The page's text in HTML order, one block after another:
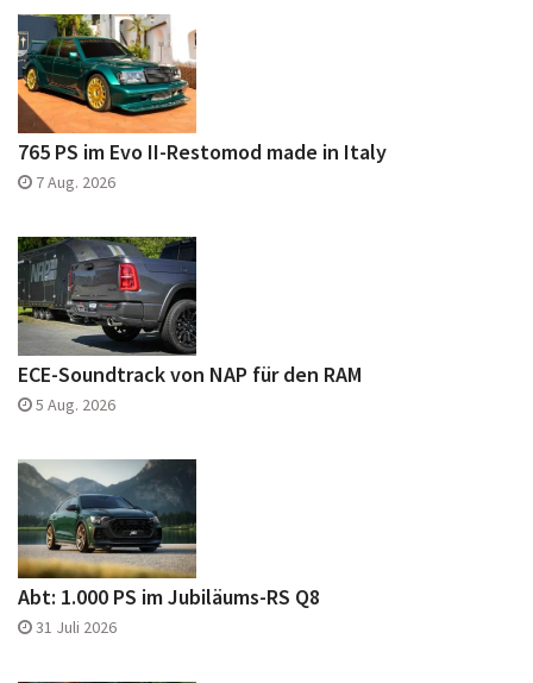
765 PS im Evo II-Restomod made in Italy
7 Aug. 2026
ECE-Soundtrack von NAP für den RAM
5 Aug. 2026
Abt: 1.000 PS im Jubiläums-RS Q8
31 Juli 2026